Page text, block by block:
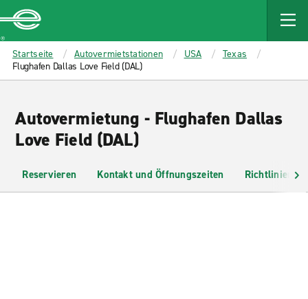
MAIN
CONTENT
Enterprise
Startseite Autovermietstationen USA
Texas
Flughafen Dallas Love Field (DAL)
Autovermietung - Flughafen Dallas
Love Field (DAL)
Reservieren Kontakt und Öffnungszeiten Richtlinien